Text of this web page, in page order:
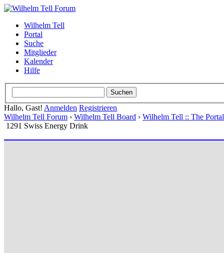
Wilhelm Tell
Portal
Suche
Mitglieder
Kalender
Hilfe
Hallo, Gast! Anmelden Registrieren
Wilhelm Tell Forum › Wilhelm Tell Board › Wilhelm Tell :: The
1291 Swiss Energy Drink